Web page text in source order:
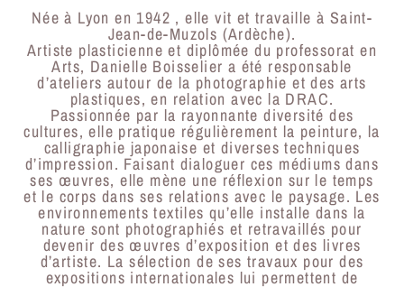
Née à Lyon en 1942 , elle vit et travaille à Saint-
Jean-de-Muzols (Ardèche).
Artiste plasticienne et diplômée du professorat en
Arts, Danielle Boisselier a été responsable
d’ateliers autour de la photographie et des arts
plastiques, en relation avec la DRAC.
Passionnée par la rayonnante diversité des
cultures, elle pratique régulièrement la peinture, la
calligraphie japonaise et diverses techniques
d’impression. Faisant dialoguer ces médiums dans
ses œuvres, elle mène une réflexion sur le temps
et le corps dans ses relations avec le paysage. Les
environnements textiles qu’elle installe dans la
nature sont photographiés et retravaillés pour
devenir des œuvres d’exposition et des livres
d’artiste. La sélection de ses travaux pour des
expositions internationales lui permettent de